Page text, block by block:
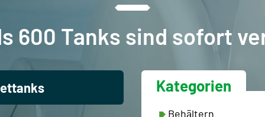
600 Tanks sind sofort
Kategorien
Behältern